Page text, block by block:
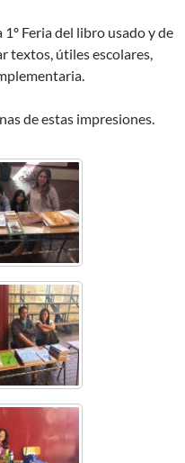
Feria del libro usado y de
textos, útiles escolares,
de estas impresiones.